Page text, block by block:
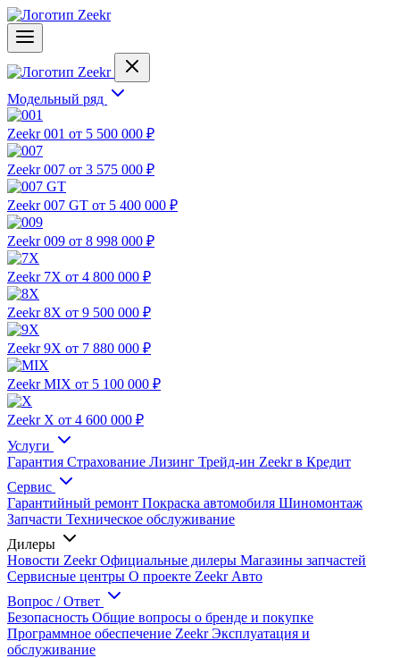
Модельный ряд
Zeekr 001 от 5 500 000 ₽
Zeekr 007 от 3 575 000 ₽
Zeekr 007 GT от 5 400 000 ₽
Zeekr 009 от 8 998 000 ₽
Zeekr 7X от 4 800 000 ₽
Zeekr 8X от 9 500 000 ₽
Zeekr 9X от 7 880 000 ₽
Zeekr MIX от 5 100 000 ₽
Zeekr X от 4 600 000 ₽
Услуги
Гарантия Страхование Лизинг Трейд-ин Zeekr в Кредит
Сервис
Гарантийный ремонт Покраска автомобиля Шиномонтаж
Запчасти Техническое обслуживание
Дилеры
Новости ZeekrОфициальные дилеры Магазины запчастей
Сервисные центры О проекте Zeekr Авто
Вопрос / Ответ
Безопасность Общие вопросы о бренде и покупке
Программное обеспечение ZeekrЭксплуатация и
обслуживание